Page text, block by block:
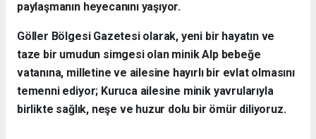
paylaşmanın heyecanını yaşıyor.
​Göller Bölgesi Gazetesi olarak, yeni bir hayatın ve
taze bir umudun simgesi olan minik Alp bebeğe
vatanına, milletine ve ailesine hayırlı bir evlat olmasını
temenni ediyor; Kuruca ailesine minik yavrularıyla
birlikte sağlık, neşe ve huzur dolu bir ömür diliyoruz.